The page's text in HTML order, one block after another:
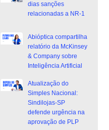
dias sanções
relacionadas a NR-1
Abióptica compartilha
relatório da McKinsey
& Company sobre
Inteligência Artificial
Atualização do
Simples Nacional:
Sindilojas-SP
defende urgência na
aprovação de PLP